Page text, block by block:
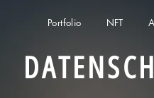
Portfolio NFT